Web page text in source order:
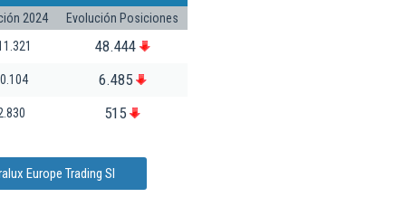
2024
Evolución Posiciones
48.444
6.485
515
Europe Trading Sl